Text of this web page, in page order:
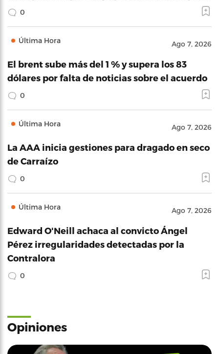
0
Última Hora Ago 7, 2026
El brent sube más del 1 % y supera los 83
dólares por falta de noticias sobre el acuerdo
0
Última Hora Ago 7, 2026
La AAA inicia gestiones para dragado en seco
de Carraízo
0
Última Hora Ago 7, 2026
Edward O'Neill achaca al convicto Ángel
Pérez irregularidades detectadas por la
Contralora
0
Opiniones